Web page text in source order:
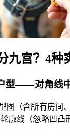
九宫？4种
型——对角线
图（含所有房间
廓线（忽略凹凸